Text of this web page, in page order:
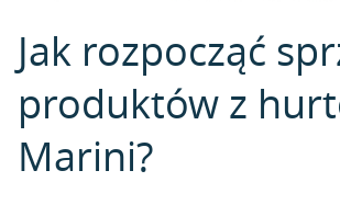
Jak rozpocząć
produktów z
Marini?